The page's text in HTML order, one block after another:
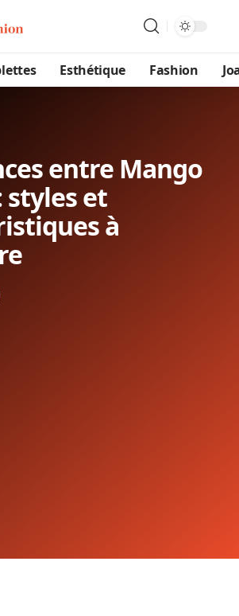
Esthétique Fashion
entre Mango
styles et
à